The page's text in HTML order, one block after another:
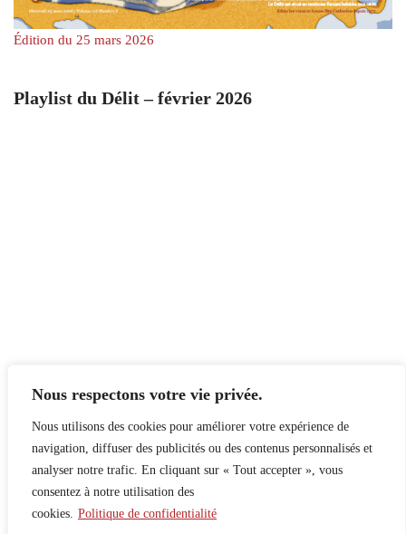
Nous respectons votre vie privée.
Nous utilisons des cookies pour améliorer votre expérience de
navigation, diffuser des publicités ou des contenus personnalisés et
analyser notre trafic. En cliquant sur « Tout accepter », vous
consentez à notre utilisation des
cookies. Politique de confidentialité
Édition du 25 mars 2026
Playlist du Délit – février 2026